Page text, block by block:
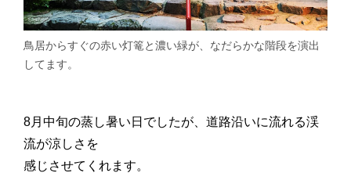
鳥居からすぐの赤い灯篭と濃い緑が、なだらかな階段を演出
してます。
8月中旬の蒸し暑い日でしたが、道路沿いに流れる渓
流が涼しさを
感じさせてくれます。